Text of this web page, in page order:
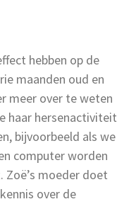
hebben op de
maanden oud en
meer over te weten
haar hersenactiviteit
bijvoorbeeld als we
computer worden
moeder doet
over de